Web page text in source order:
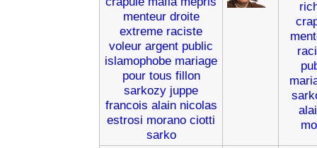
menteur droite
extreme raciste
voleur argent public
islamophobe mariage
pour tous fillon
sarkozy juppe
francois alain nicolas
estrosi morano ciotti
sarko